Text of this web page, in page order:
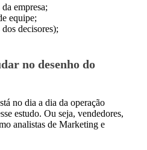
empresa;
equipe;
decisores);
no desenho do
no dia a dia da operação
estudo. Ou seja, vendedores,
analistas de Marketing e